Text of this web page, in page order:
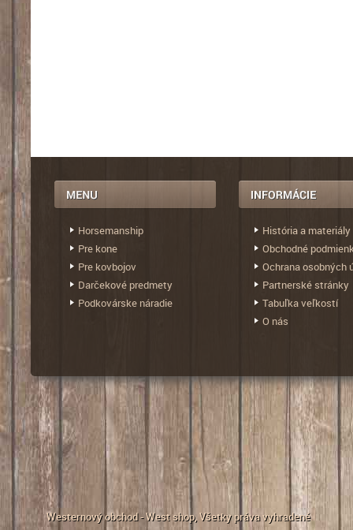
Horsemanship
Pre kone
Pre kovbojov
Darčekové predmety
Podkovárske náradie
História a materiály
Obchodné
Ochrana osobných
Partnerské stránky
Tabuľka veľkostí
O nás
Westernový obchod - West shop, Všetky práva vyhradené